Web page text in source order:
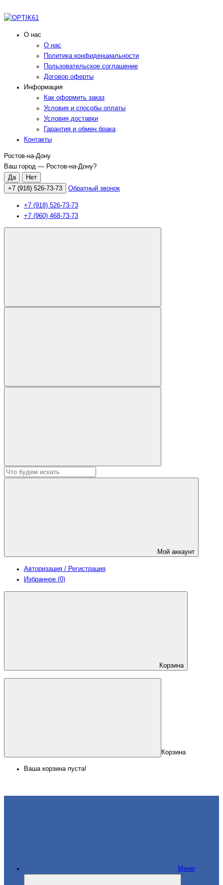
О нас
О нас
Политика конфиденциальности
Пользовательское соглашение
Договор оферты
Информация
Как оформить заказ
Условия и способы оплаты
Условия доставки
Гарантия и обмен брака
Контакты
Ростов-на-Дону
Ваш город — Ростов-на-Дону?
+7 (918) 526-73-73 Обратный звонок
+7 (918) 526-73-73
+7 (960) 468-73-73
Мой аккаунт
Авторизация / Регистрация
Избранное (0)
Корзина
Корзина
Ваша корзина пуста!
Меню